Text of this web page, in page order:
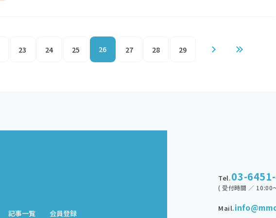
23 24 25 26 27 28 29
記事一覧 会員登録
Tel.03-
( 受付時間 ／ 10:00
Mail.